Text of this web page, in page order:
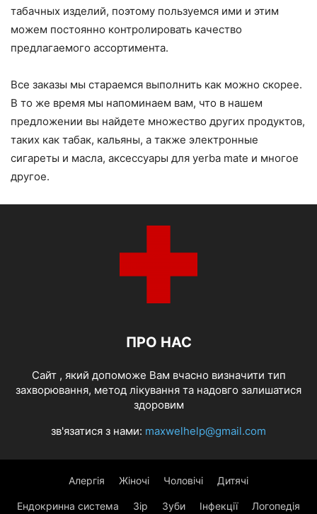
табачных изделий, поэтому пользуемся ими и этим
можем постоянно контролировать качество
предлагаемого ассортимента.
Все заказы мы стараемся выполнить как можно скорее.
В то же время мы напоминаем вам, что в нашем
предложении вы найдете множество других продуктов,
таких как табак, кальяны, а также электронные
сигареты и масла, аксессуары для yerba mate и многое
другое.
ПРО НАС
Cайт , який допоможе Вам вчасно визначити тип
захворювання, метод лікування та надовго залишатися
здоровим
зв'язатися з нами: maxwelhelp@gmail.com
Алергія Жіночі Чоловічі Дитячі
Ендокринна система Зір Зуби Інфекції Логопедія